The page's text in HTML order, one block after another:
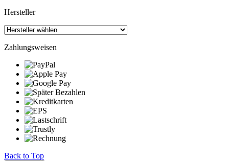
Hersteller
Zahlungsweisen
Back to Top